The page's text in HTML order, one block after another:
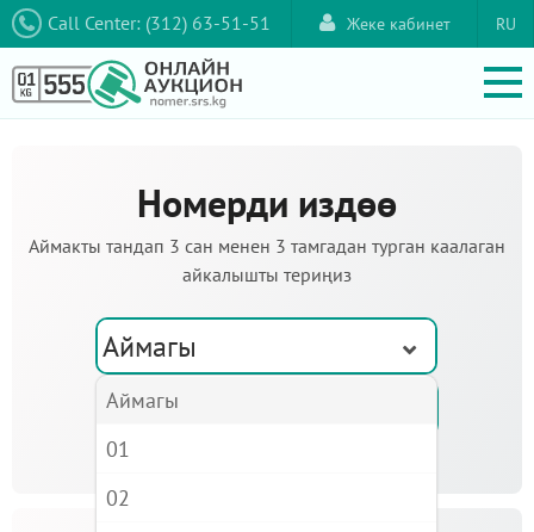
Call Center: (312) 63-51-51 RU
Жеке кабинет
Номерди издөө
Аймакты тандап 3 сан менен 3 тамгадан турган каалаган
айкалышты териңиз
Аймагы
Аймагы
01
02